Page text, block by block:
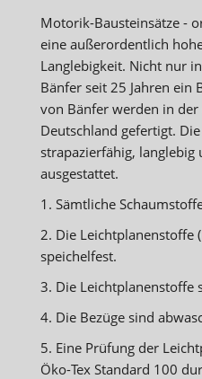
Motorik-Bausteinsätze -
eine außerordentlich
Langlebigkeit. Nicht nur
Bänfer seit 25 Jahren ein
von Bänfer werden in
Deutschland gefertigt.
strapazierfähig,
ausgestattet.
1. Sämtliche
2. Die Leichtplanenstoffe
speichelfest.
3. Die Leichtplanenstoffe
4. Die Bezüge sind
5. Eine Prüfung der
Öko-Tex Standard 100